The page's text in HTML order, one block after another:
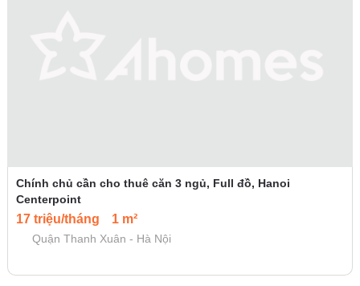
Chính chủ cần cho thuê căn 3 ngủ, Full đồ, Hanoi
Centerpoint
17 triệu/tháng 1 m²
Quận Thanh Xuân - Hà Nội